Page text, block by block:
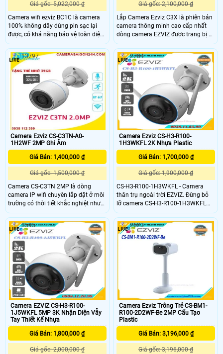
Giá gốc: 5,022,000 ₫
Camera wifi ezviz BC1C là camera
100% không dây dùng pin sạc lại
được, có khả năng bảo vệ toàn diện
ngôi nhà trong tối đa 210 ngày chỉ
với một lần sạc. Ngoài kế thừa các
công nghệ cốt lõi của EZVIZ như có
màu ban đêm, đàm thoại hai chiều,
phòng vệ chủ động, BC1C còn dễ
dàng lắp đặt ở bất kỳ vị trí nào giúp
bạn hoàn toàn an tâm.
Giá gốc: 2,100,000 ₫
Lắp Camera Ezviz C3X là phiên bản
camera thông minh cao cấp nhất
dòng camera EZVIZ được trang bị 2
ống kính kép một ống kính chuyên
nhìn ban ngày và một ống kính
chuyên nhìn ban đêm kết hợp lại với
nhau cho hình ảnh vô cùng đẹp cả
ban ngày và ban đêm. Hơn thế
camera ghi hình màu vào ban đêm
với độ nhạy sáng cực thấp, tích hợp
thêm tính năng AI thông minh hơn,
tự ghi hình màu khi phát hiện
chuyển động, tự thiết lập âm thanh
thông báo và thiết kế theo chuẩn
IP67
Camera Ezviz CS-C3TN-A0-
1H2WF 2MP Ghi Âm
Giá Bán: 1,400,000 ₫
Giá gốc: 1,500,000 ₫
Camera CS-C3TN 2MP là dòng
camera IP wifi chuyên lắp đặt ở môi
trường có thời tiết khắc nghiệt như
mưa bão, nắng to, gió bụi,. . .
Camera được thiết kế vỏ kim loại
chắc chắn màu trắng sang trọng,
hiện đại, có thể tùy chỉnh góc quan
sát bằng tay
13797
Camera Ezviz CS-H3-R100-
1H3WKFL 2K Nhựa Plastic
Giá Bán: 1,700,000 ₫
Giá gốc: 1,900,000 ₫
CS-H3-R100-1H3WKFL - Camera
thân trụ ngoài trời EZVIZ. Đừng bỏ
lỡ camera CS-H3-R100-1H3WKFL
2K nếu bạn đang cần một sản
phẩm an ninh với những tính năng
thông minh thiết yếu để bảo vệ ngôi
nhà bạn. Sản phẩm phù hợp cho
văn phòng, siêu thị, cửa hàng , văn
2704
Camera EZVIZ CS-H3-R100-
1J5WKFL 5MP 3K Nhận Diện Vẫy
Tay Thiết Kế Nhựa
Giá Bán: 1,800,000 ₫
Giá gốc: 2,000,000 ₫
3595
Camera Ezviz Trông Trẻ CS-BM1-
R100-2D2WF-Be 2MP Cấu Tạo
Plastic
Giá Bán: 3,196,000 ₫
Giá gốc: 3,196,000 ₫
2623